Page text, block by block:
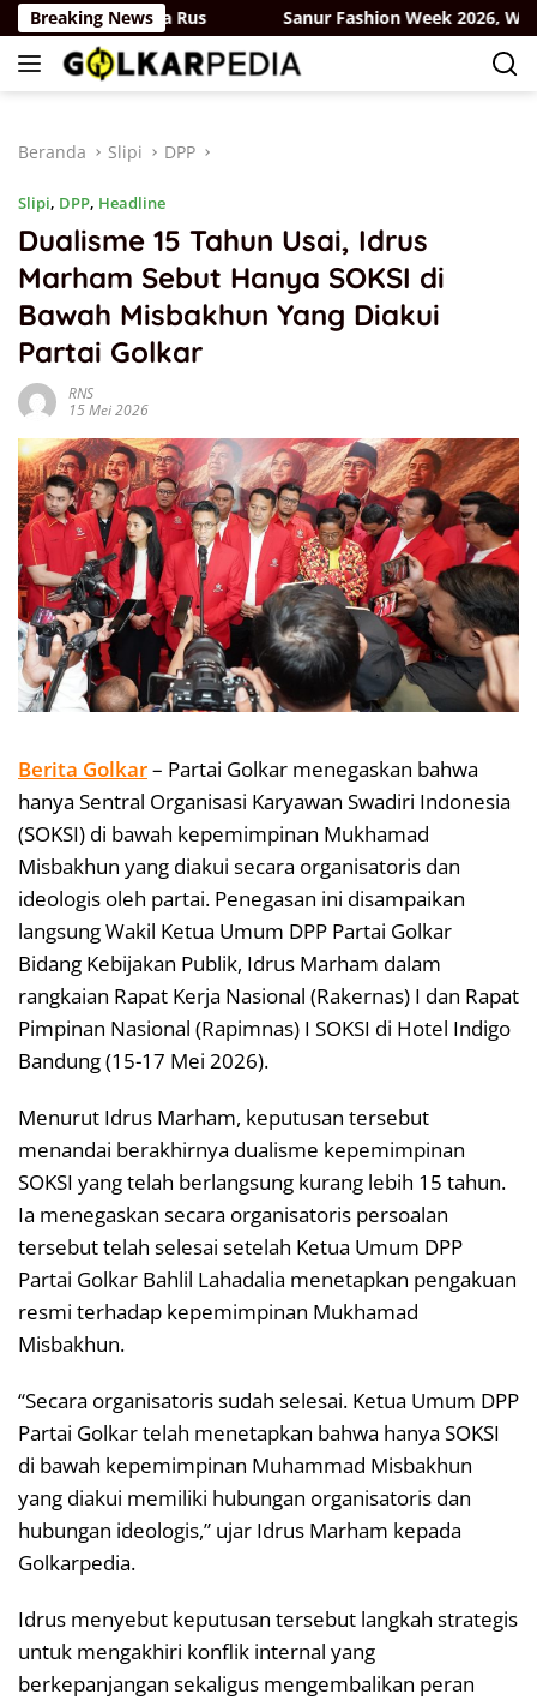
Langsung
ke
konten
Breaking News
Partai Belaya Rus Sanur Fashion Week 2026,
Beranda Slipi DPP
Slipi, DPP, Headline
Dualisme 15 Tahun Usai, Idrus
Marham Sebut Hanya SOKSI di
Bawah Misbakhun Yang Diakui
Partai Golkar
RNS
15 Mei 2026
Berita Golkar– Partai Golkar menegaskan bahwa
hanya Sentral Organisasi Karyawan Swadiri Indonesia
(SOKSI) di bawah kepemimpinan Mukhamad
Misbakhun yang diakui secara organisatoris dan
ideologis oleh partai. Penegasan ini disampaikan
langsung Wakil Ketua Umum DPP Partai Golkar
Bidang Kebijakan Publik, Idrus Marham dalam
rangkaian Rapat Kerja Nasional (Rakernas) I dan Rapat
Pimpinan Nasional (Rapimnas) I SOKSI di Hotel Indigo
Bandung (15-17 Mei 2026).
Menurut Idrus Marham, keputusan tersebut
menandai berakhirnya dualisme kepemimpinan
SOKSI yang telah berlangsung kurang lebih 15 tahun.
Ia menegaskan secara organisatoris persoalan
tersebut telah selesai setelah Ketua Umum DPP
Partai Golkar Bahlil Lahadalia menetapkan pengakuan
resmi terhadap kepemimpinan Mukhamad
Misbakhun.
“Secara organisatoris sudah selesai. Ketua Umum DPP
Partai Golkar telah menetapkan bahwa hanya SOKSI
di bawah kepemimpinan Muhammad Misbakhun
yang diakui memiliki hubungan organisatoris dan
hubungan ideologis,” ujar Idrus Marham kepada
Golkarpedia.
Idrus menyebut keputusan tersebut langkah strategis
untuk mengakhiri konflik internal yang
berkepanjangan sekaligus mengembalikan peran